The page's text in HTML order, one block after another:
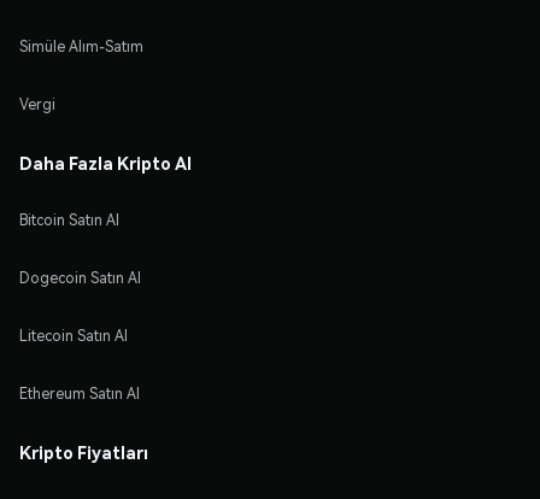
Simüle Alım-Satım
Vergi
Daha Fazla Kripto Al
Bitcoin Satın Al
Dogecoin Satın Al
Litecoin Satın Al
Ethereum Satın Al
Kripto Fiyatları